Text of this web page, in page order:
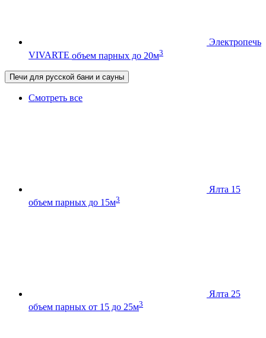
Электропечь
VIVARTE объем парных до 20м3
Печи для русской бани и сауны
Смотреть все
Ялта 15
объем парных до 15м3
Ялта 25
объем парных от 15 до 25м3